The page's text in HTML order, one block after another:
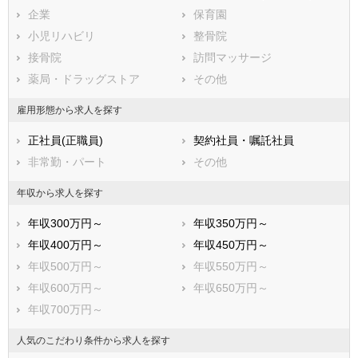
横浜市青葉区
横浜市都筑区
川崎市すべて
川崎市川崎区
川崎市幸区
川崎市中原区
川崎市高津区
相模原市すべて
相模原市緑区
相模原市中央区
相模原市南区
横須賀市
平塚市
鎌倉市
藤沢市
小田原市
茅ヶ崎市
逗子市
三浦市
秦野市
大和市
企業
保育園
小児リハビリ
整骨院
接骨院
訪問マッサージ
薬局・ドラッグストア
その他
雇用形態から求人を探す
正社員(正職員)
契約社員・嘱託社員
非常勤・パート
その他
年収から求人を探す
年収300万円～
年収350万円～
年収400万円～
年収450万円～
年収500万円～
年収550万円～
年収600万円～
年収650万円～
年収700万円～
人気のこだわり条件から求人を探す